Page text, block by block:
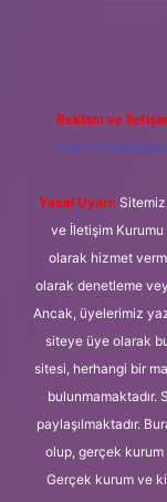
Reklam ve
Yasal Uyarı:
ve İletişim Kurumu
olarak hizmet
olarak denetleme
Ancak, üyelerimiz
siteye üye olarak
sitesi, herhangi bir
bulunmamaktadır.
paylaşılmaktadır.
olup, gerçek kurum
Gerçek kurum ve